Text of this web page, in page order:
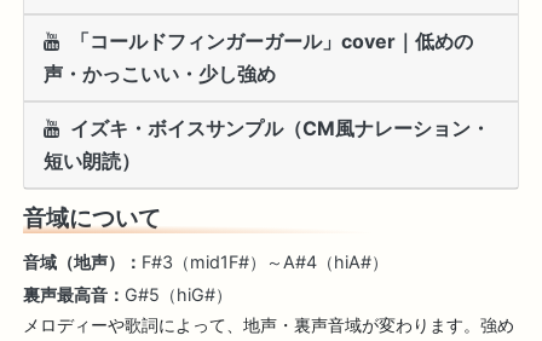
「コールドフィンガーガール」cover｜低めの
声・かっこいい・少し強め
イズキ・ボイスサンプル（CM風ナレーション・
短い朗読）
音域について
音域（地声）： F#3（mid1F#）～A#4（hiA#）
裏声最高音： G#5（hiG#）
メロディーや歌詞によって、地声・裏声音域が変わります。強め